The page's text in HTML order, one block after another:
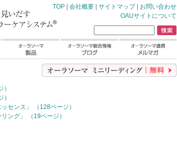
TOP | 会社概要 | サイトマップ| お問い合わせ
OAUサイトについて
センス」 （128ページ）
ング」 （19ページ）